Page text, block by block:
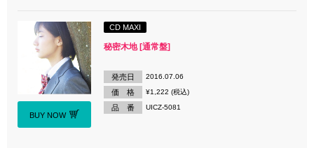
BUY NOW
CD MAXI
秘密木地 [通常盤]
発売日 2016.07.06
価 格 ¥1,222 (税込)
品 番 UICZ-5081